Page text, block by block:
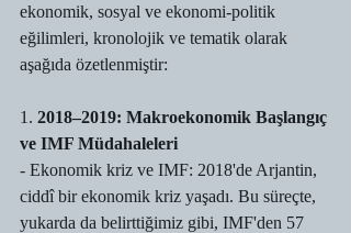
ekonomik, sosyal ve ekonomi-politik
eğilimleri, kronolojik ve tematik olarak
aşağıda özetlenmiştir:
1. 2018–2019: Makroekonomik Başlangıç
ve IMF Müdahaleleri
- Ekonomik kriz ve IMF: 2018'de Arjantin,
ciddî bir ekonomik kriz yaşadı. Bu süreçte,
yukarda da belirttiğimiz gibi, IMF'den 57